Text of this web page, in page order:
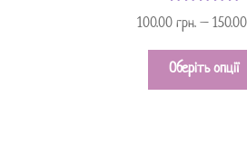
Оцінено в
100.00 грн.– 150.00
Оберіть опції